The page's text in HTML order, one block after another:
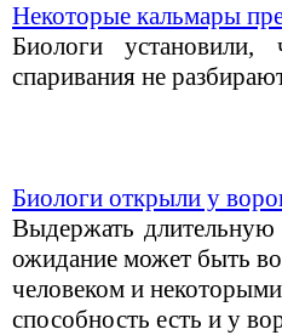
Некоторые кальмары
Биологи
спаривания не
Биологи открыли у
Выдержать длительную
ожидание может быть
человеком и
способность есть и у